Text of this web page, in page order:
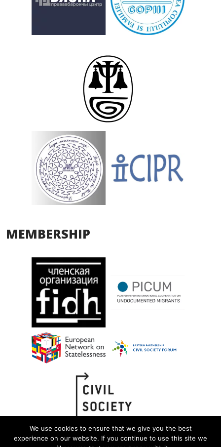
MEMBERSHIP
We use cookies to ensure that we give you the best
experience on our website. If you continue to use this site we